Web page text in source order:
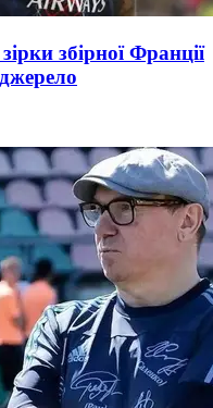
збірної Франції